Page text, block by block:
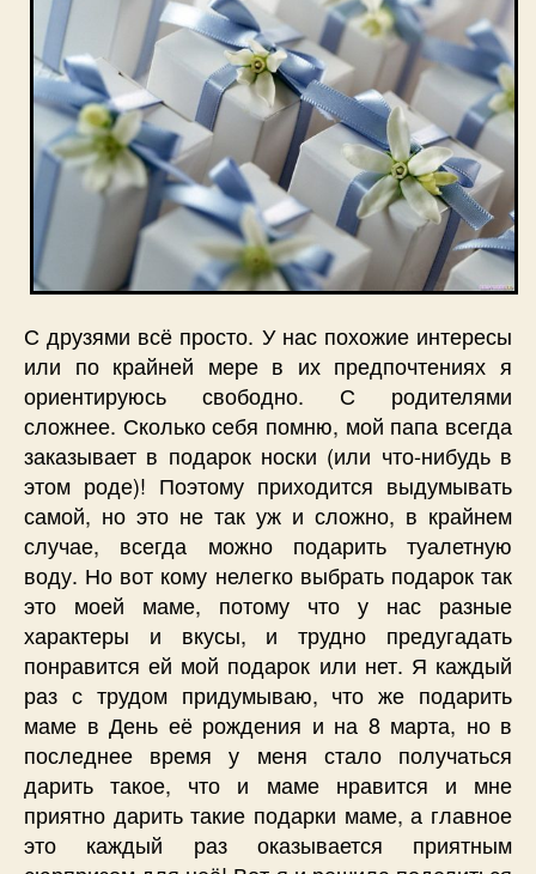
С друзями всё просто. У нас похожие интересы
или по крайней мере в их предпочтениях я
ориентируюсь свободно. С родителями
сложнее. Сколько себя помню, мой папа всегда
заказывает в подарок носки (или что-нибудь в
этом роде)! Поэтому приходится выдумывать
самой, но это не так уж и сложно, в крайнем
случае, всегда можно подарить туалетную
воду. Но вот кому нелегко выбрать подарок так
это моей маме, потому что у нас разные
характеры и вкусы, и трудно предугадать
понравится ей мой подарок или нет. Я каждый
раз с трудом придумываю, что же подарить
маме в День её рождения и на 8 марта, но в
последнее время у меня стало получаться
дарить такое, что и маме нравится и мне
приятно дарить такие подарки маме, а главное
это каждый раз оказывается приятным